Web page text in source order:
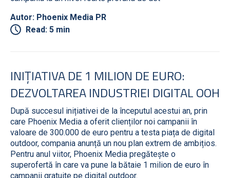
Autor: Phoenix Media PR
Read: 5 min
INIȚIATIVA DE 1 MILION DE EURO:
DEZVOLTAREA INDUSTRIEI DIGITAL OOH
După succesul inițiativei de la începutul acestui an, prin
care Phoenix Media a oferit clienților noi campanii în
valoare de 300.000 de euro pentru a testa piața de digital
outdoor, compania anunță un nou plan extrem de ambițios.
Pentru anul viitor, Phoenix Media pregătește o
superofertă în care va pune la bătaie 1 milion de euro în
campanii gratuite pe digital outdoor.